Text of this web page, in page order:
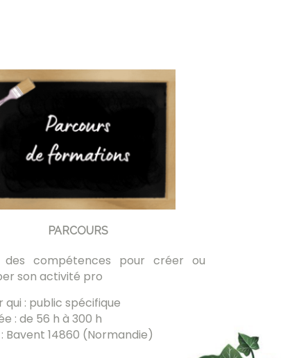
PARCOURS
des compétences pour créer ou
son activité pro
qui : public spécifique
: de 56 h à 300 h
: Bavent 14860 (Normandie)